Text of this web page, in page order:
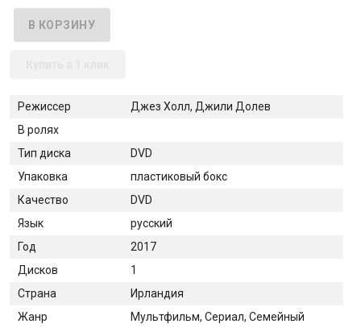
Режиссер
Джез Холл, Джили Долев
В ролях
Тип диска
DVD
Упаковка
пластиковый бокс
Качество
DVD
Язык
русский
Год
2017
Дисков
1
Страна
Ирландия
Жанр
Мультфильм, Сериал, Семейный